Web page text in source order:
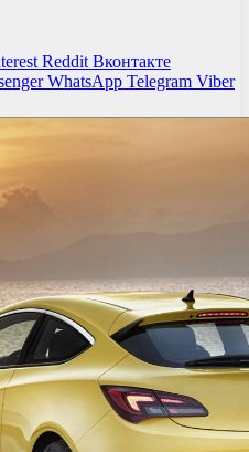
Reddit Вконтакте
WhatsApp Telegram Viber